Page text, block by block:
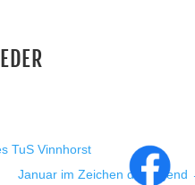
TuS Vinnhorst
Januar im Zeichen der jugend